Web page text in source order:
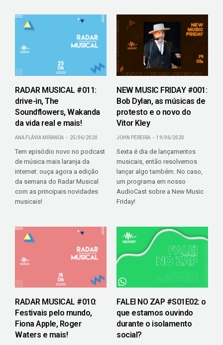
RADAR MUSICAL #011:
drive-in, The
Soundflowers, Wakanda
da vida real e mais!
ANA FLÁVIA MIRANDA 25/06/2020
Tem episódio novo no podcast
de música mais laranja da
internet: ouça agora a edição
da semana do Radar Musical
com as principais novidades
musicais!
NEW MUSIC FRIDAY #001:
Bob Dylan, as músicas de
protesto e o novo do
Vitor Kley
JOHN PEREIRA 19/06/2020
Sexta é dia de lançamentos
musicais, então resolvemos
lançar algo também. No caso,
um programa em nosso
AudioCast sobre a New Music
Friday!
RADAR MUSICAL #010:
Festivais pelo mundo,
Fiona Apple, Roger
Waters e mais!
FALEI NO ZAP #S01E02: o
que estamos ouvindo
durante o isolamento
social?